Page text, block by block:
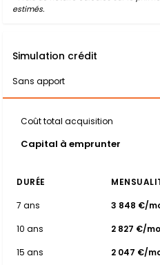
estimés.
Simulation crédit
Sans apport
Coût total acquisition
Capital à emprunter
DURÉE
7 ans
3 848 €/
10 ans
2 827 €/
15 ans
2 047 €/